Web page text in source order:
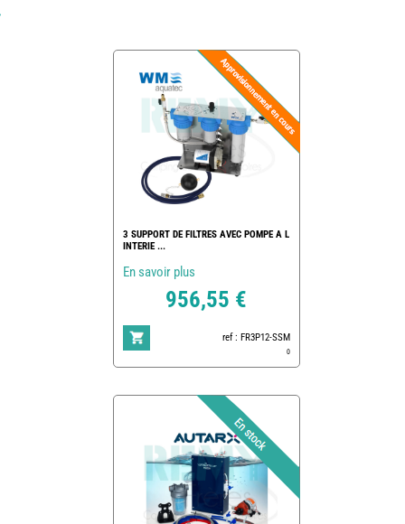
3 SUPPORT DE FILTRES AVEC POMPE A L
INTERIE ...
En savoir plus
956,55 €
ref : FR3P12-SSM
0